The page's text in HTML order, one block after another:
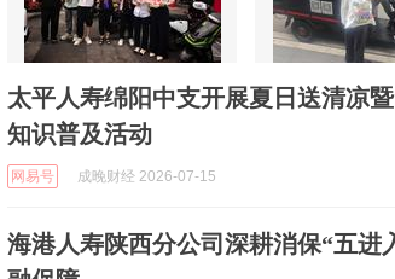
太平人寿绵阳中支开展夏日送清凉
知识普及活动
网易号 成晚财经 2026-07-15
海港人寿陕西分公司深耕消保“五进